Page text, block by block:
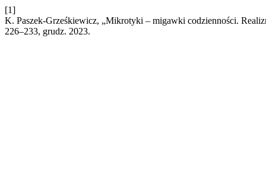
[1]
K. Paszek-Grześkiewicz, „Mikrotyki – migawki codzienności.
226–233, grudz. 2023.